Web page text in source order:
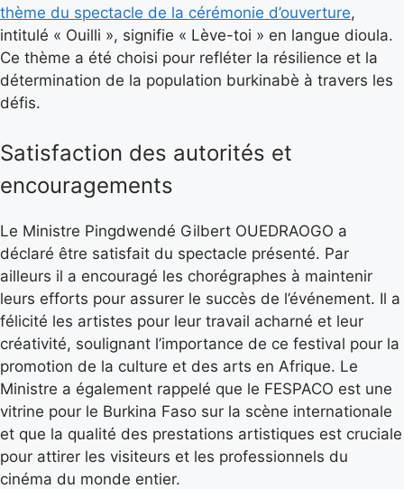
thème du spectacle de la cérémonie d’ouverture,
intitulé « Ouilli », signifie « Lève-toi » en langue dioula.
Ce thème a été choisi pour refléter la résilience et la
détermination de la population burkinabè à travers les
défis.
Satisfaction des autorités et
encouragements
Le Ministre Pingdwendé Gilbert OUEDRAOGO a
déclaré être satisfait du spectacle présenté. Par
ailleurs il a encouragé les chorégraphes à maintenir
leurs efforts pour assurer le succès de l’événement. Il a
félicité les artistes pour leur travail acharné et leur
créativité, soulignant l’importance de ce festival pour la
promotion de la culture et des arts en Afrique. Le
Ministre a également rappelé que le FESPACO est une
vitrine pour le Burkina Faso sur la scène internationale
et que la qualité des prestations artistiques est cruciale
pour attirer les visiteurs et les professionnels du
cinéma du monde entier.